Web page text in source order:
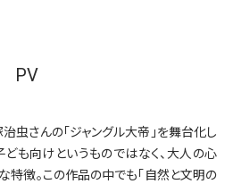
PV
虫さんの「ジャングル大帝」を舞台化し
も向けというものではなく、大人の心
特徴。この作品の中でも「自然と文明の